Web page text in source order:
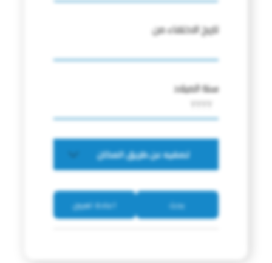
تاريخ الاختفاء من
سنة الميلاد
تصفيه عن طريق المكان
بحث اعادة تعيين